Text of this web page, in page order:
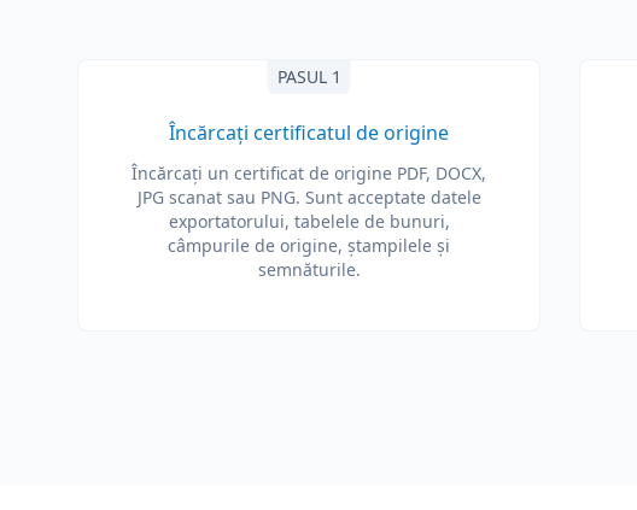
PASUL 1
Încărcați certificatul de origine
Încărcați un certificat de origine PDF, DOCX,
JPG scanat sau PNG. Sunt acceptate datele
exportatorului, tabelele de bunuri,
câmpurile de origine, ștampilele și
semnăturile.